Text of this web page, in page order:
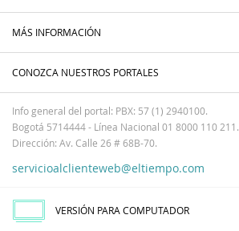
MÁS INFORMACIÓN
CONOZCA NUESTROS PORTALES
Info general del portal: PBX: 57 (1) 2940100.
Bogotá 5714444 - Línea Nacional 01 8000 110 211.
Dirección: Av. Calle 26 # 68B-70.
servicioalclienteweb@eltiempo.com
VERSIÓN PARA COMPUTADOR